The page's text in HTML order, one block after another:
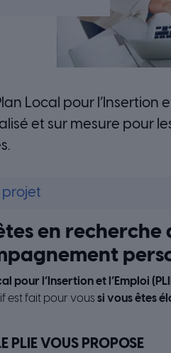
Local pour
et sur mesure pour
projet
en recherche
pour l’Insertion et l’Emploi
est fait pour vous si vous êtes
PLIE VOUS PROPOSE